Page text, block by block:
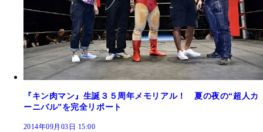
『キン肉マン』生誕３５周年メモリアル！ 夏の夜の“超人カ
ーニバル”を完全リポート
2014年09月03日 15:00